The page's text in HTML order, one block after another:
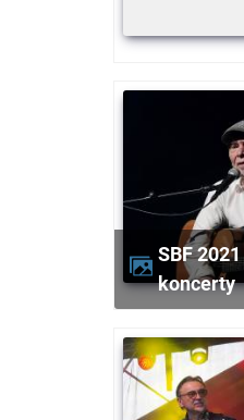
SBF 2021 11.07.2021
koncerty